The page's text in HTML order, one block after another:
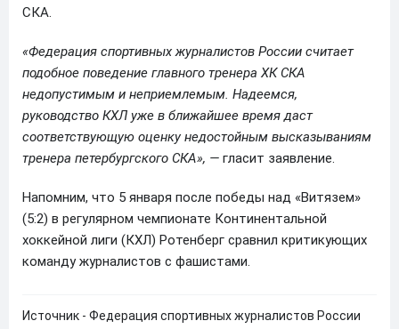
СКА.
«Федерация спортивных журналистов России считает
подобное поведение главного тренера ХК СКА
недопустимым и неприемлемым. Надеемся,
руководство КХЛ уже в ближайшее время даст
соответствующую оценку недостойным высказываниям
тренера петербургского СКА», — гласит заявление.
Напомним, что 5 января после победы над «Витязем»
(5:2) в регулярном чемпионате Континентальной
хоккейной лиги (КХЛ) Ротенберг сравнил критикующих
команду журналистов с фашистами.
Источник - Федерация спортивных журналистов России